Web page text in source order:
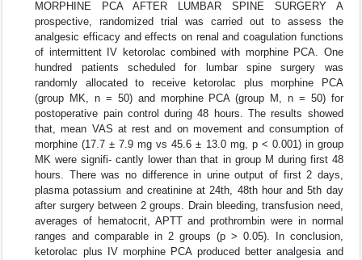
MORPHINE PCA AFTER LUMBAR SPINE SURGERY A
prospective, randomized trial was carried out to assess the
analgesic efficacy and effects on renal and coagulation functions
of intermittent IV ketorolac combined with morphine PCA. One
hundred patients scheduled for lumbar spine surgery was
randomly allocated to receive ketorolac plus morphine PCA
(group MK, n = 50) and morphine PCA (group M, n = 50) for
postoperative pain control during 48 hours. The results showed
that, mean VAS at rest and on movement and consumption of
morphine (17.7 ± 7.9 mg vs 45.6 ± 13.0 mg, p < 0.001) in group
MK were signifi- cantly lower than that in group M during first 48
hours. There was no difference in urine output of first 2 days,
plasma potassium and creatinine at 24th, 48th hour and 5th day
after surgery between 2 groups. Drain bleeding, transfusion need,
averages of hematocrit, APTT and prothrombin were in normal
ranges and comparable in 2 groups (p > 0.05). In conclusion,
ketorolac plus IV morphine PCA produced better analgesia and